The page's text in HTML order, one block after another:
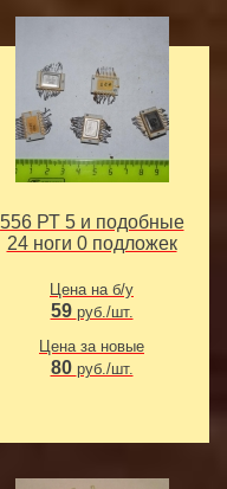
556 РТ 5 и подобные
24 ноги 0 подложек
Цена на б/у
59 руб./шт.
Цена за новые
80 руб./шт.